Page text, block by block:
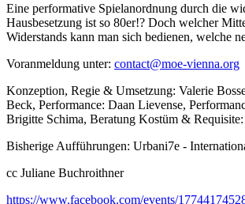
Eine performative Spielanordnung durch die
Hausbesetzung ist so 80er!? Doch welcher
Widerstands kann man sich bedienen, welche
Voranmeldung unter: contact@moe-vienna.org
Konzeption, Regie & Umsetzung: Valerie
Beck, Performance: Daan Lievense,
Brigitte Schima, Beratung Kostüm &
Bisherige Aufführungen: Urbani7e -
cc Juliane Buchroithner
https://www.facebook.com/events/